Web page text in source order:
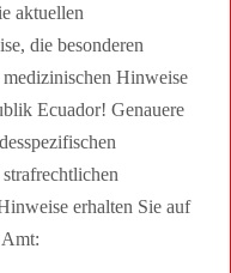
aktuellen
die besonderen
Hinweise
Ecuador! Genauere
erhalten Sie auf